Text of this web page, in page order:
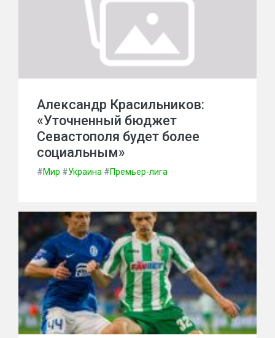
Александр Красильников:
«Уточненный бюджет
Севастополя будет более
социальным»
#Мир #Украина #Премьер-лига